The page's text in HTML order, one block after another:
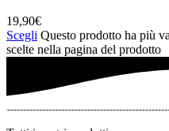
19,90€
Scegli Questo prodotto ha più
scelte nella pagina del prodotto